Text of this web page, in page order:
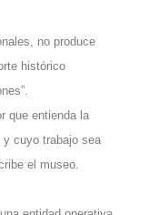
no produce
histórico
que entienda la
cuyo trabajo sea
el museo.